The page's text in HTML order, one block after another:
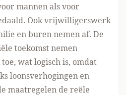
mannen als voor
Ook vrijwilligerswerk
en buren nemen af. De
toekomst nemen
wat logisch is, omdat
loonsverhogingen en
maatregelen de reële